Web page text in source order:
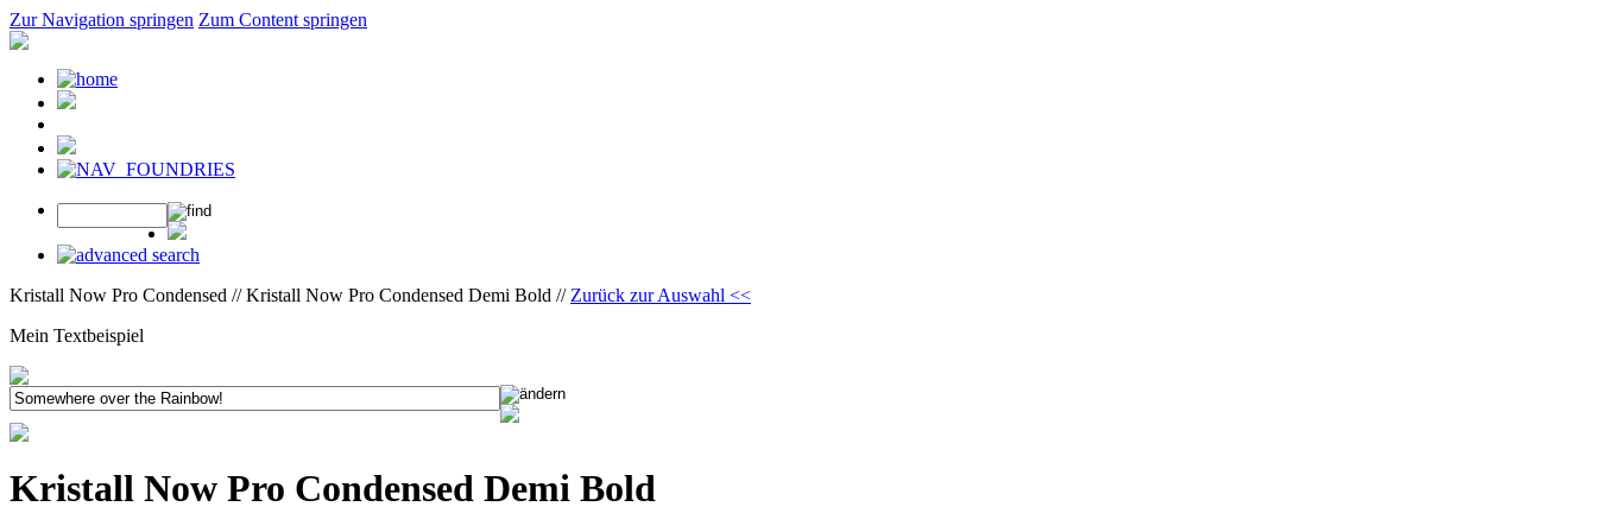
Zur Navigation springen Zum Content springen
Kristall Now Pro Condensed // Kristall Now Pro Condensed Demi Bold // Zurück zur Auswahl <<
Mein Textbeispiel
Kristall Now Pro Condensed Demi Bold